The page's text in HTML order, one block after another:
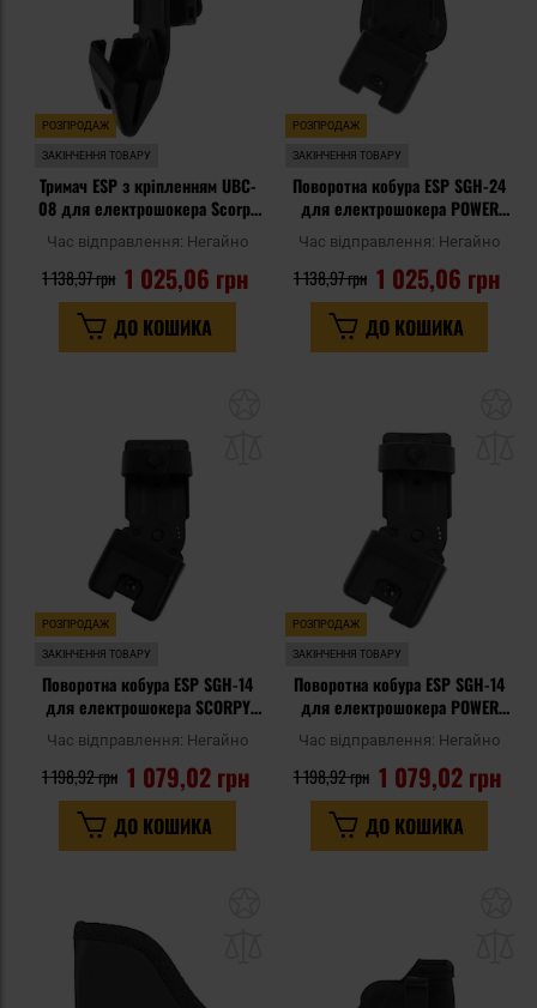
РОЗПРОДАЖ
ЗАКІНЧЕННЯ ТОВАРУ
Тримач ESP з кріпленням UBC-
08 для електрошокера Scorpy
Час відправлення: Негайно
1 025,06 грн
1 138,97 грн
ДО КОШИКА
РОЗПРОДАЖ
ЗАКІНЧЕННЯ ТОВАРУ
Поворотна кобура ESP SGH-24
для електрошокера POWER
200 - Paddle
Час відправлення: Негайно
1 025,06 грн
1 138,97 грн
ДО КОШИКА
РОЗПРОДАЖ
ЗАКІНЧЕННЯ ТОВАРУ
Поворотна кобура ESP SGH-14
для електрошокера SCORPY
200 - UBC-02 Clip
Час відправлення: Негайно
1 079,02 грн
1 198,92 грн
ДО КОШИКА
РОЗПРОДАЖ
ЗАКІНЧЕННЯ ТОВАРУ
Поворотна кобура ESP SGH-14
для електрошокера POWER
200 - UBC-02 Clip
Час відправлення: Негайно
1 079,02 грн
1 198,92 грн
ДО КОШИКА
уподобань